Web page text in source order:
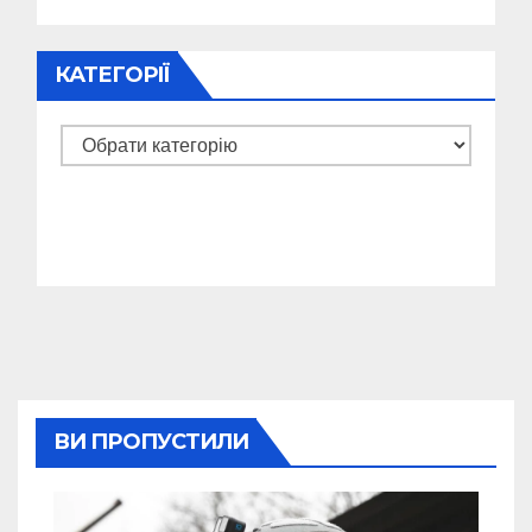
КАТЕГОРІЇ
Категорії
ВИ ПРОПУСТИЛИ